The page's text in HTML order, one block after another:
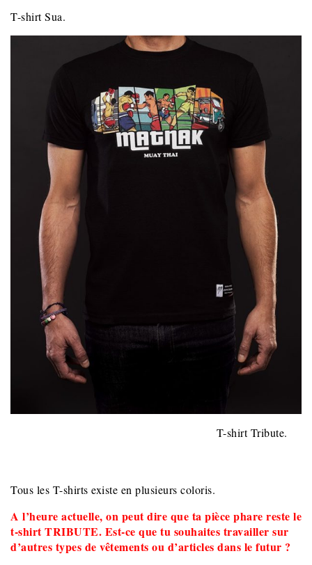
T-shirt Sua.
T-shirt Tribute.
Tous les T-shirts existe en plusieurs coloris.
A l’heure actuelle, on peut dire que ta pièce phare reste le
t-shirt TRIBUTE. Est-ce que tu souhaites travailler sur
d’autres types de vêtements ou d’articles dans le futur ?